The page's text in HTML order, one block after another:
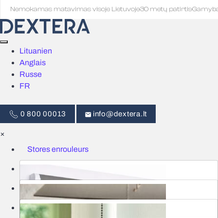
Nemokamas matavimas visoje Lietuvoje·30 metų patirtis·
Lituanien
Anglais
Russe
FR
0 800 00013 info@dextera.lt
×
Stores enrouleurs
Commande intelligente
Moustiquaires